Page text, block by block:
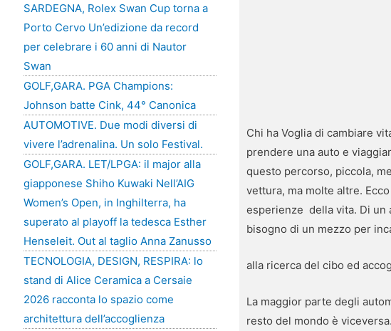
SARDEGNA, Rolex Swan Cup torna a
Porto Cervo Un’edizione da record
per celebrare i 60 anni di Nautor
Swan
GOLF,GARA. PGA Champions:
Johnson batte Cink, 44° Canonica
AUTOMOTIVE. Due modi diversi di
vivere l’adrenalina. Un solo Festival.
GOLF,GARA. LET/LPGA: il major alla
giapponese Shiho Kuwaki Nell’AIG
Women’s Open, in Inghilterra, ha
superato al playoff la tedesca Esther
Henseleit. Out al taglio Anna Zanusso
TECNOLOGIA, DESIGN, RESPIRA: lo
stand di Alice Ceramica a Cersaie
2026 racconta lo spazio come
architettura dell’accoglienza
Chi ha Voglia di cambiare
prendere una auto e
questo percorso, piccola,
vettura, ma molte altre.
esperienze della vita. Di un
bisogno di un mezzo per
alla ricerca del cibo ed
La maggior parte degli
resto del mondo è